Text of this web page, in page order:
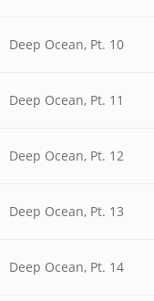
Deep Ocean, Pt. 10
Deep Ocean, Pt. 11
Deep Ocean, Pt. 12
Deep Ocean, Pt. 13
Deep Ocean, Pt. 14